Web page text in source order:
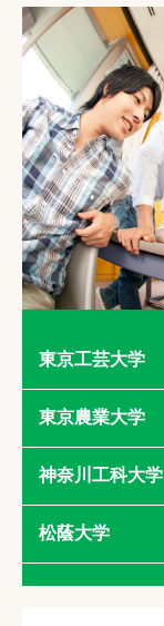
東京工芸大学
東京農業大学
神奈川工科大学
松蔭大学